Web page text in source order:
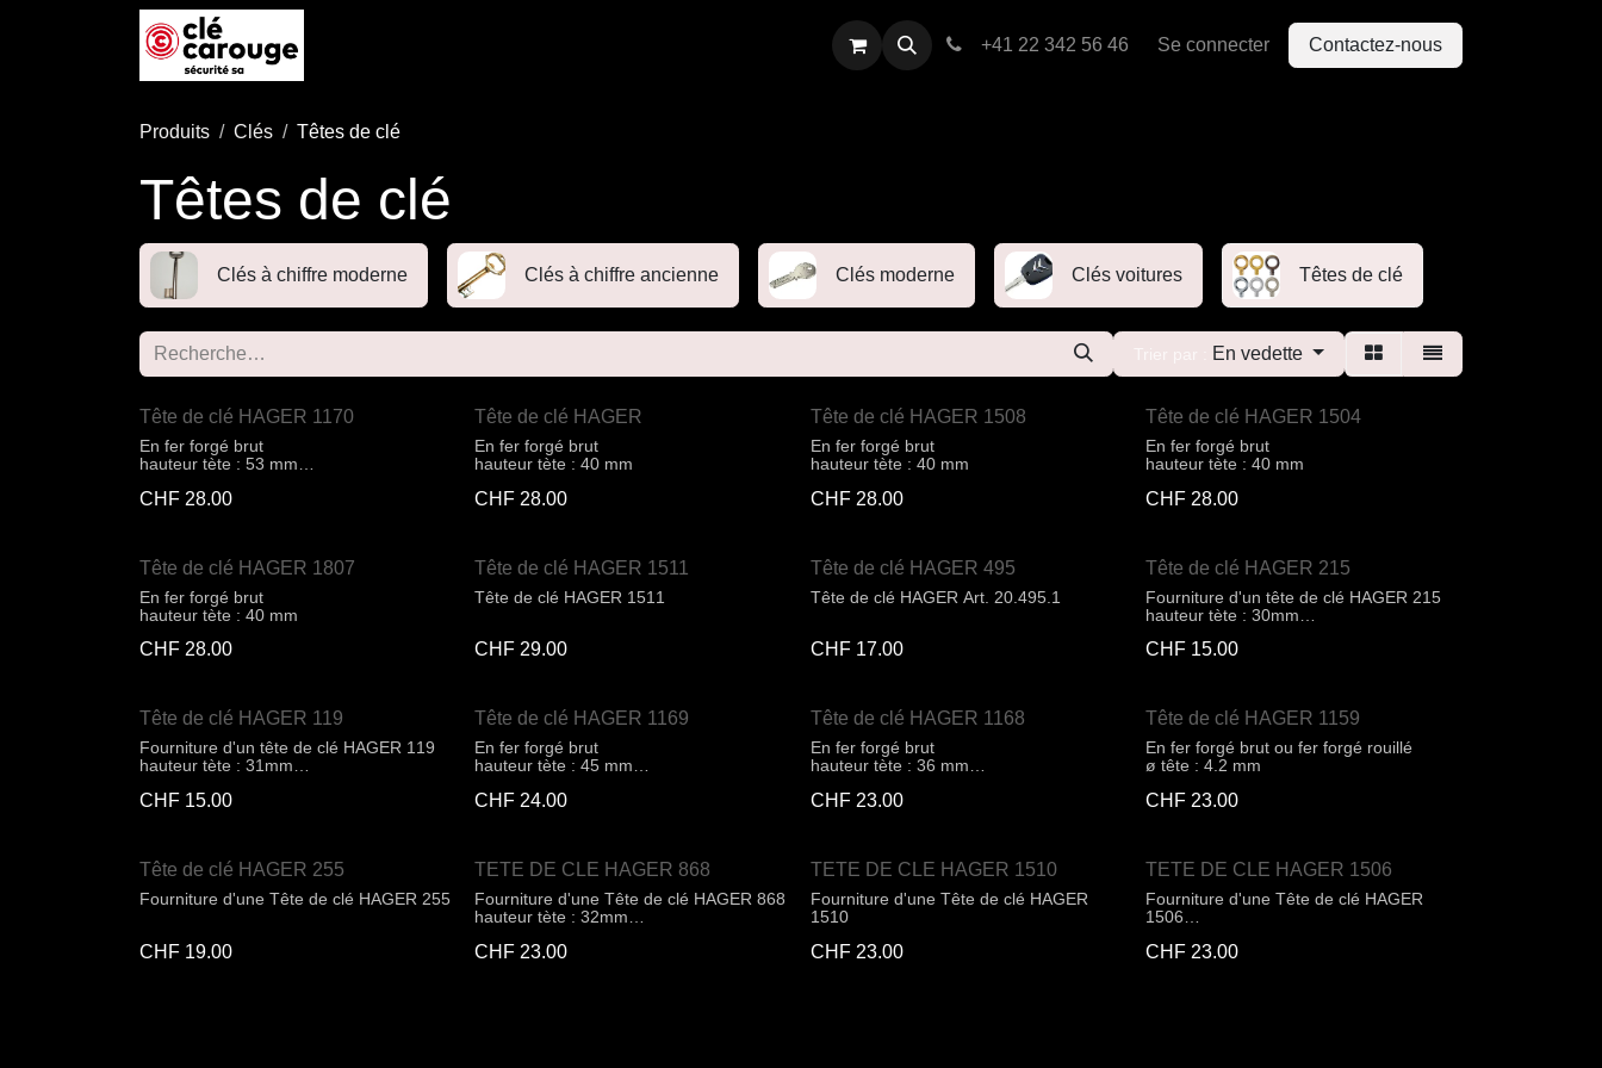
Se rendre au contenu
+41 22 342 56 46 Se connecter Contactez-nous
Produits Clés Têtes de clé
Têtes de clé
Clés à chiffre moderne Clés à chiffre ancienne Clés moderne Clés voitures Têtes de clé
En vedette
Tête de clé HAGER 1170
En fer forgé brut
hauteur tète : 53 mm
CHF 28.00
Tête de clé HAGER
En fer forgé brut
hauteur tète : 40 mm
CHF 28.00
Tête de clé HAGER 1508
En fer forgé brut
hauteur tète : 40 mm
CHF 28.00
Tête de clé HAGER 1504
En fer forgé brut
hauteur tète : 40 mm
CHF 28.00
Tête de clé HAGER 1807
En fer forgé brut
hauteur tète : 40 mm
CHF 28.00
Tête de clé HAGER 1511
Tête de clé HAGER 1511
CHF 29.00
Tête de clé HAGER 495
Tête de clé HAGER Art. 20.495.1
CHF 17.00
Tête de clé HAGER 215
Fourniture d'un tête de clé HAGER 215
hauteur tète : 30mm
CHF 15.00
Tête de clé HAGER 119
Fourniture d'un tête de clé HAGER 119
hauteur tète : 31mm
CHF 15.00
Tête de clé HAGER 1169
En fer forgé brut
hauteur tète : 45 mm
CHF 24.00
Tête de clé HAGER 1168
En fer forgé brut
hauteur tète : 36 mm
CHF 23.00
Tête de clé HAGER 1159
En fer forgé brut ou fer forgé rouillé
ø tête : 4.2 mm
CHF 23.00
Tête de clé HAGER 255
Fourniture d'une Tête de clé HAGER 255
CHF 19.00
TETE DE CLE HAGER 868
Fourniture d'une Tête de clé HAGER 868
hauteur tète : 32mm
CHF 23.00
TETE DE CLE HAGER 1510
Fourniture d'une Tête de clé HAGER
1510
CHF 23.00
TETE DE CLE HAGER 1506
Fourniture d'une Tête de clé HAGER
1506
largeur tète : 28mm
CHF 23.00